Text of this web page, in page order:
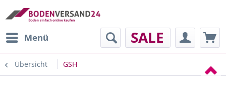
Menü SALE
Übersicht GSH